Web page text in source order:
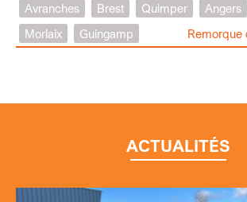
Avranches
Brest Quimper Angers
Morlaix
Guingamp Remorque
ACTUALITÉS